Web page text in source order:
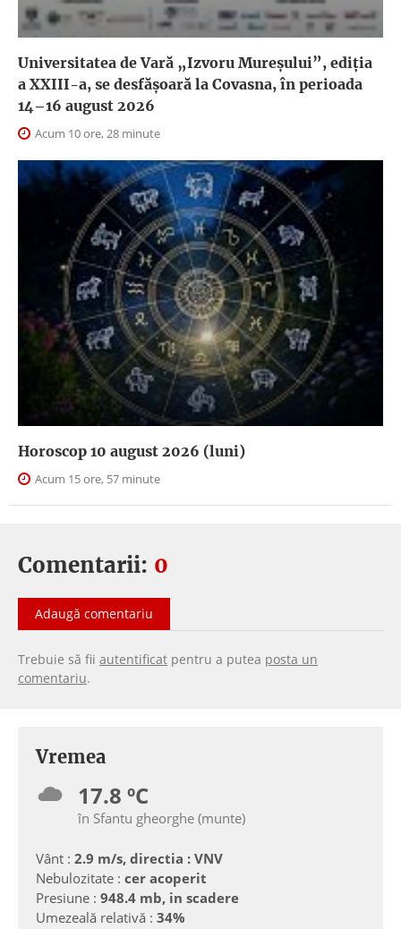
Universitatea de Vară „Izvoru Mureșului”, ediția
a XXIII-a, se desfășoară la Covasna, în perioada
14–16 august 2026
Acum 10 ore, 28 minute
Horoscop 10 august 2026 (luni)
Acum 15 ore, 57 minute
Comentarii: 0
Adaugă comentariu
Trebuie să fii autentificat pentru a putea posta un
comentariu.
Vremea
17.8 ºC
în Sfantu gheorghe (munte)
Vânt : 2.9 m/s, directia : VNV
Nebulozitate : cer acoperit
Presiune : 948.4 mb, in scadere
Umezeală relativă : 34%